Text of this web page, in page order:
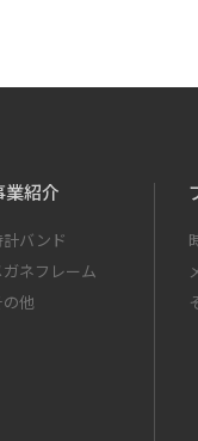
業紹介
計バンド
ガネフレーム
の他